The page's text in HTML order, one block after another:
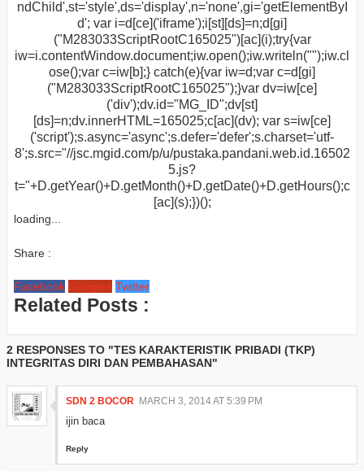
ndChild',st='style',ds='display',n='none',gi='getElementByI
d'; var i=d[ce]('iframe');i[st][ds]=n;d[gi]
("M283033ScriptRootC165025")[ac](i);try{var
iw=i.contentWindow.document;iw.open();iw.writeln("");iw.cl
ose();var c=iw[b];} catch(e){var iw=d;var c=d[gi]
("M283033ScriptRootC165025");}var dv=iw[ce]
('div');dv.id="MG_ID";dv[st]
[ds]=n;dv.innerHTML=165025;c[ac](dv); var s=iw[ce]
('script');s.async='async';s.defer='defer';s.charset='utf-
8';s.src="//jsc.mgid.com/p/u/pustaka.pandani.web.id.16502
5.js?
t="+D.getYear()+D.getMonth()+D.getDate()+D.getHours();c
[ac](s);})();
loading...
Share :
Facebook Google+ Twitter
Related Posts :
2 RESPONSES TO "TES KARAKTERISTIK PRIBADI (TKP)
INTEGRITAS DIRI DAN PEMBAHASAN"
SDN 2 BOCOR MARCH 3, 2014 AT 5:39 PM
ijin baca
Reply